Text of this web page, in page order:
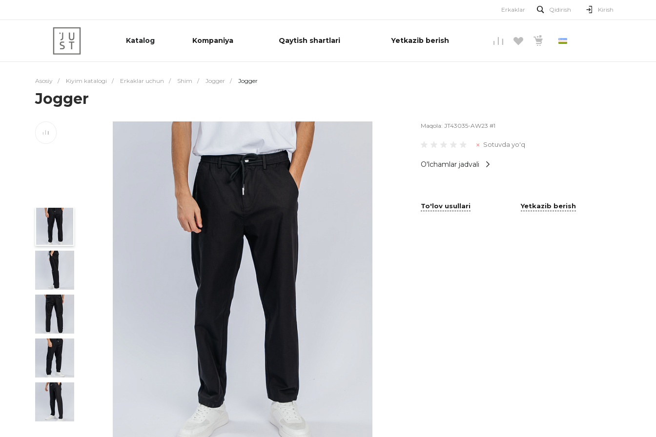
Erkaklar Qidirish Kirish
Katalog Kompaniya Qaytish shartlari Yetkazib berish
Asosiy / Kiyim katalogi / Erkaklar uchun / Shim / Jogger / Jogger
Jogger
Maqola: JT43035-AW23 #1
Sotuvda yo'q
O'lchamlar jadvali
To'lov usullari Yetkazib berish